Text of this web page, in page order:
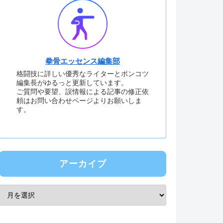
拳骨エッセンス編集部
格闘技に詳しい優秀なライターとポンコツ
編集長がゆるっと更新しています。
ご質問や要望、誤情報による記事の修正依
頼はお問い合わせページよりお願いしま
す。
アーカイブ